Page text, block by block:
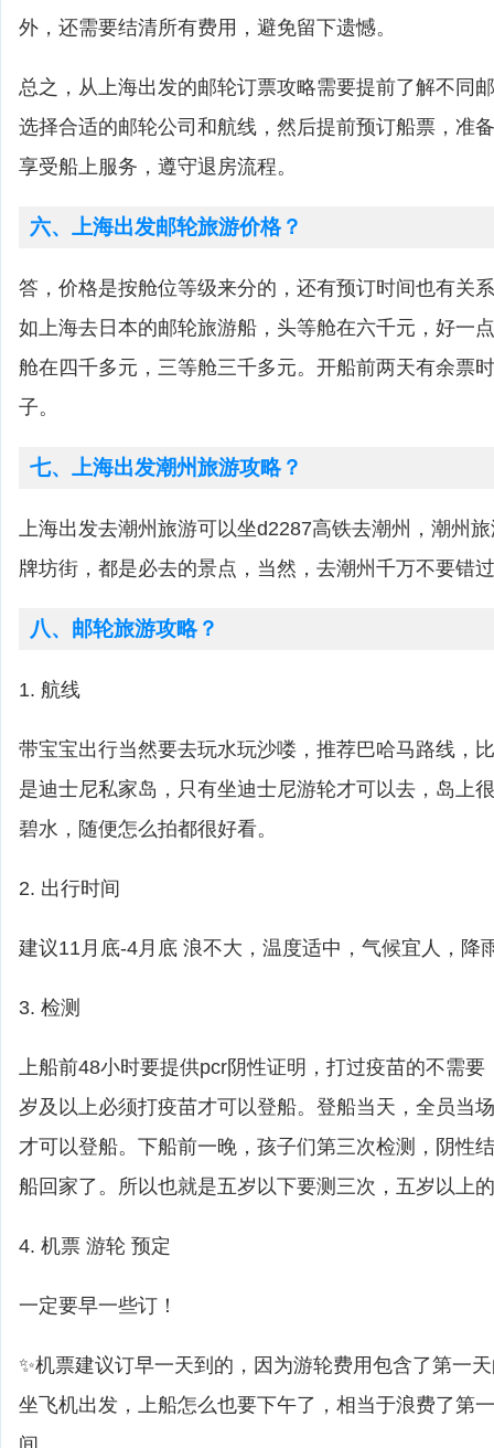
外，还需要结清所有费用，避免留下遗憾。
总之，从上海出发的邮轮订票攻略需要提前了解不同
选择合适的邮轮公司和航线，然后提前预订船票，准
享受船上服务，遵守退房流程。
六、上海出发邮轮旅游价格？
答，价格是按舱位等级来分的，还有预订时间也有关
如上海去日本的邮轮旅游船，头等舱在六千元，好一
舱在四千多元，三等舱三千多元。开船前两天有余票
子。
七、上海出发潮州旅游攻略？
上海出发去潮州旅游可以坐d2287高铁去潮州，潮州
牌坊街，都是必去的景点，当然，去潮州千万不要错
八、邮轮旅游攻略？
1. 航线
带宝宝出行当然要去玩水玩沙喽，推荐巴哈马路线，
是迪士尼私家岛，只有坐迪士尼游轮才可以去，岛上
碧水，随便怎么拍都很好看。
2. 出行时间
建议11月底-4月底 浪不大，温度适中，气候宜人，降
3. 检测
上船前48小时要提供pcr阴性证明，打过疫苗的不需要
岁及以上必须打疫苗才可以登船。登船当天，全员当
才可以登船。下船前一晚，孩子们第三次检测，阴性
船回家了。所以也就是五岁以下要测三次，五岁以上
4. 机票 游轮 预定
一定要早一些订！
✨机票建议订早一天到的，因为游轮费用包含了第一
坐飞机出发，上船怎么也要下午了，相当于浪费了第